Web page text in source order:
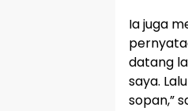
Ia juga
datang
saya.
sopan,”